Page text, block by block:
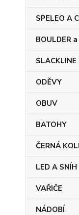
SPELEO A
BOULDER
SLACKLINE
ODĚVY
OBUV
BATOHY
ČERNÁ
LED A SNÍH
VAŘIČE
NÁDOBÍ